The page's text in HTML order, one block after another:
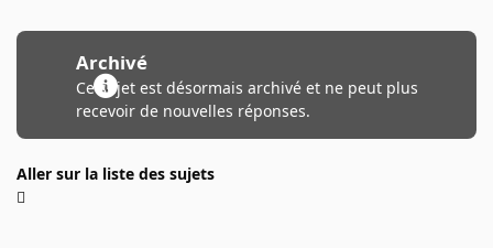
Archivé
Ce sujet est désormais archivé et ne peut plus
recevoir de nouvelles réponses.
Aller sur la liste des sujets